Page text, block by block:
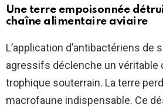
Une terre empoisonnée
chaîne alimentaire aviaire
L’application d’antibactériens de
agressifs déclenche un véritable
trophique souterrain. La terre
macrofaune indispensable. Ce